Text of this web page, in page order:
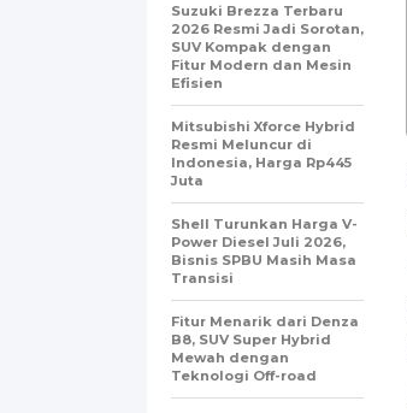
Suzuki Brezza Terbaru
2026 Resmi Jadi Sorotan,
SUV Kompak dengan
Fitur Modern dan Mesin
Efisien
Mitsubishi Xforce Hybrid
Resmi Meluncur di
Indonesia, Harga Rp445
Juta
Shell Turunkan Harga V-
Power Diesel Juli 2026,
Bisnis SPBU Masih Masa
Transisi
Fitur Menarik dari Denza
B8, SUV Super Hybrid
Mewah dengan
Teknologi Off-road